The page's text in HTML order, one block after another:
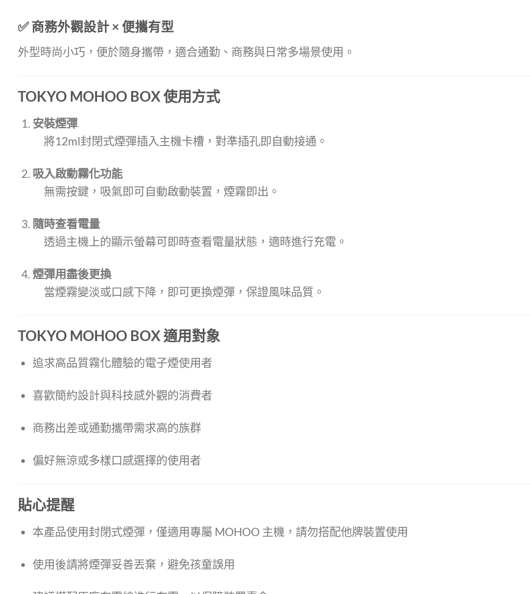
✅ 商務外觀設計 × 便攜有型
外型時尚小巧，便於隨身攜帶，適合通勤、商務與日常多場景使用。
TOKYO MOHOO BOX使用方式
安裝煙彈
將12ml封閉式煙彈插入主機卡槽，對準插孔即自動接通。
吸入啟動霧化功能
無需按鍵，吸氣即可自動啟動裝置，煙霧即出。
隨時查看電量
透過主機上的顯示螢幕可即時查看電量狀態，適時進行充電。
煙彈用盡後更換
當煙霧變淡或口感下降，即可更換煙彈，保證風味品質。
TOKYO MOHOO BOX適用對象
追求高品質霧化體驗的電子煙使用者
喜歡簡約設計與科技感外觀的消費者
商務出差或通勤攜帶需求高的族群
偏好無涼或多樣口感選擇的使用者
貼心提醒
本產品使用封閉式煙彈，僅適用專屬 MOHOO 主機，請勿搭配他牌裝置使用
使用後請將煙彈妥善丟棄，避免孩童誤用